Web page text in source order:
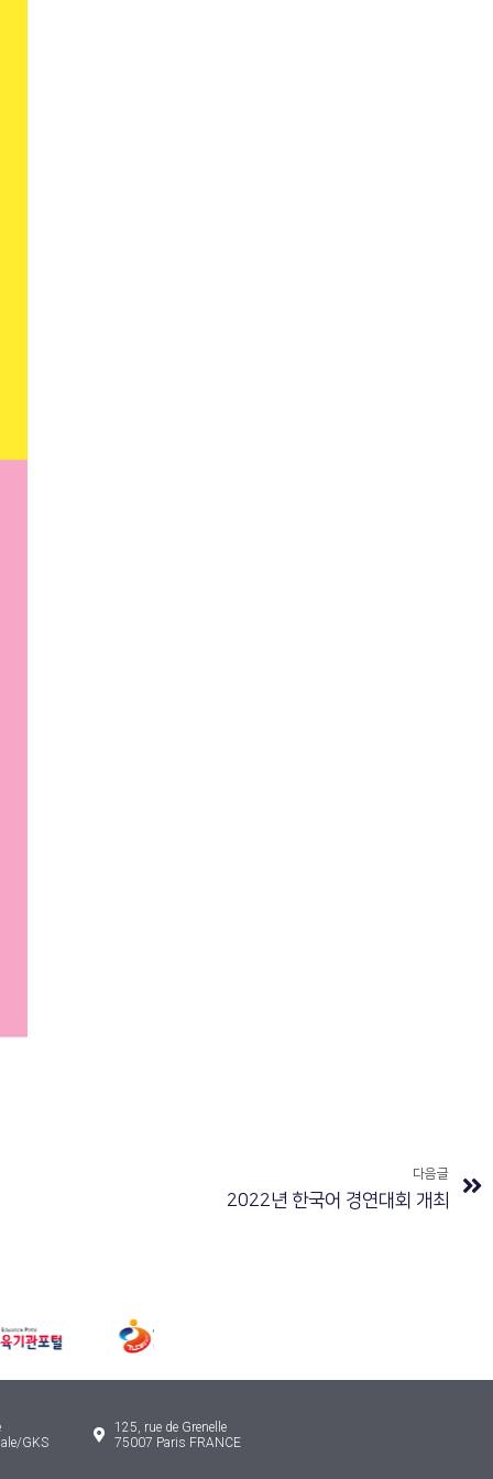
다음글
2022년 한국어 경연대회 개최
GKS
125, rue de Grenelle
75007 Paris FRANCE